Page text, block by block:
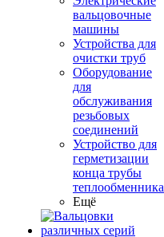
вальцовочные
машины
Устройства для
очистки труб
Оборудование
для
обслуживания
резьбовых
соединений
Устройство для
герметизации
конца трубы
теплообменника
Ещё